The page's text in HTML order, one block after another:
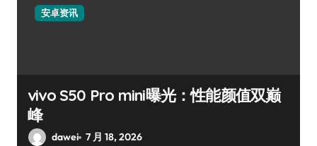
安卓资讯
vivo S50 Pro mini曝光：性能颜值双巅
峰
dawei 7 月 18, 2026